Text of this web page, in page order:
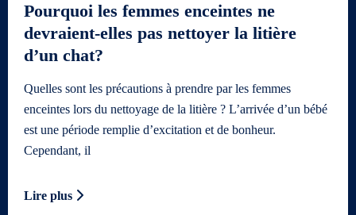
Pourquoi les femmes enceintes ne
devraient-elles pas nettoyer la litière
d’un chat?
Quelles sont les précautions à prendre par les femmes
enceintes lors du nettoyage de la litière ? L’arrivée d’un bébé
est une période remplie d’excitation et de bonheur.
Cependant, il
Lire plus